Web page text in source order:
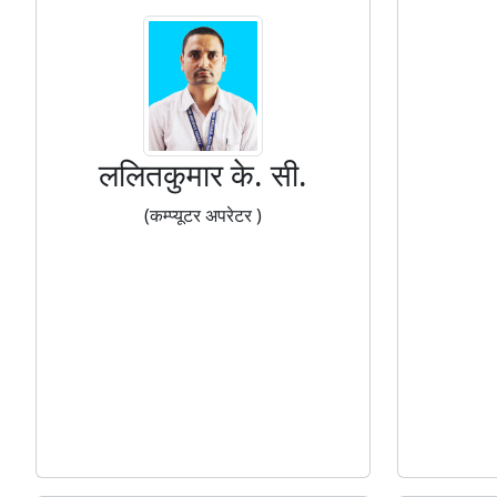
ललितकुमार के. सी.
(कम्प्यूटर अपरेटर )